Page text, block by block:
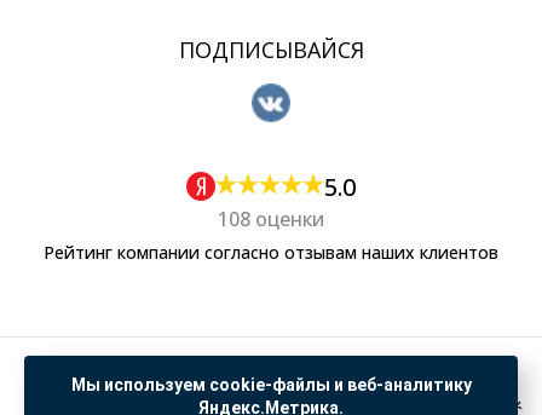
ПОДПИСЫВАЙСЯ
5.0
108 оценки
Рейтинг компании согласно отзывам наших клиентов
Политика обработки персональных данных
Согласие на обработку данных Яндекс Метрика
Мы используем cookie-файлы и веб-аналитику
Яндекс.Метрика.